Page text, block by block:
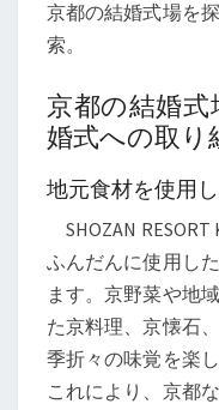
京都の結婚式場を
索。
京都の結婚
婚式への取り
地元食材を使用
SHOZAN
ふんだんに使用し
ます。京野菜や地
た京料理、京懐石
季折々の味覚を楽
これにより、京都